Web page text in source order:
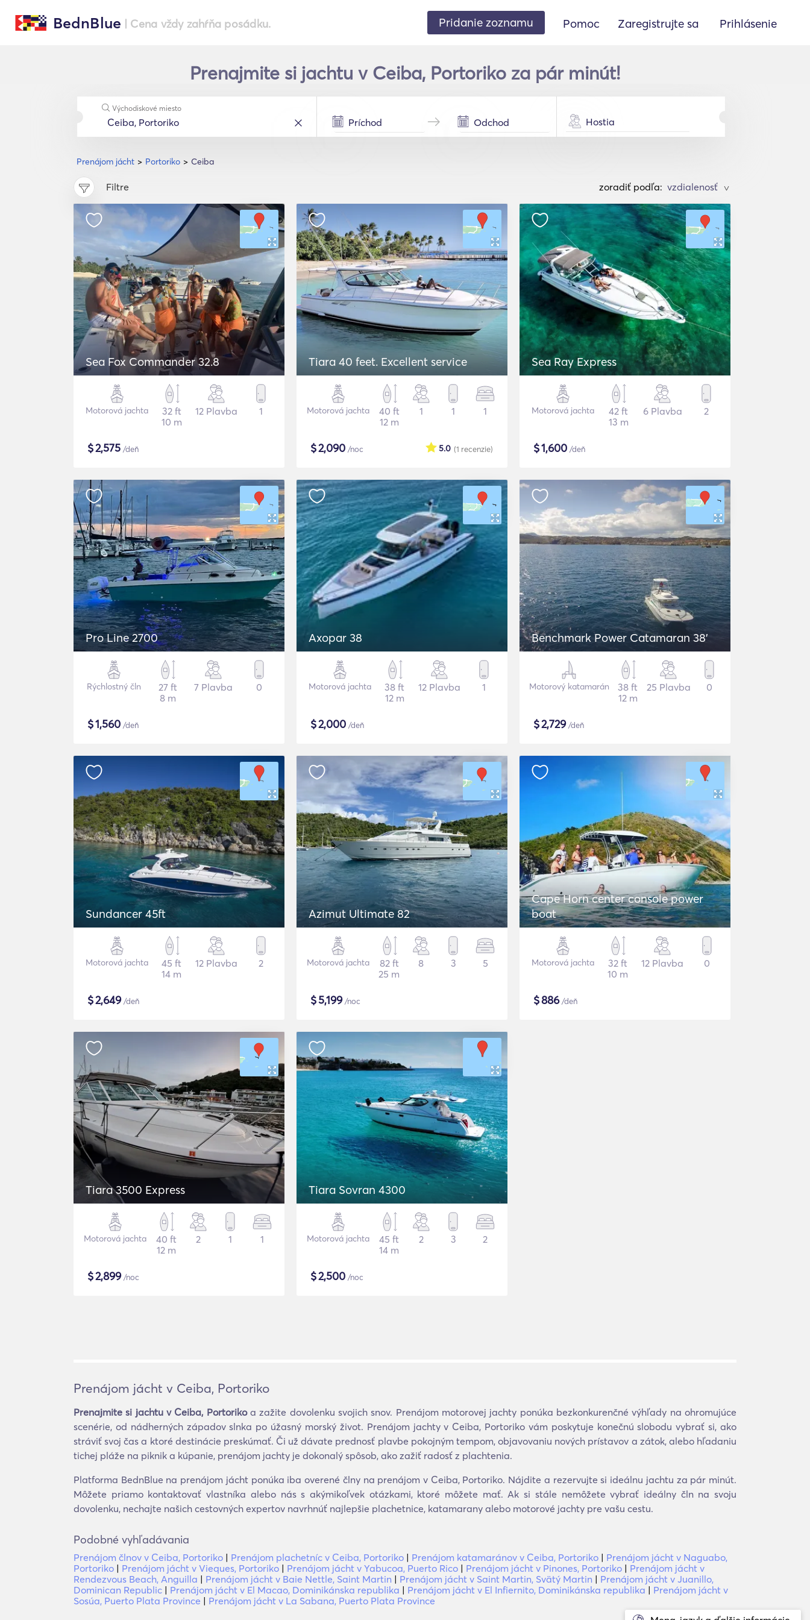
BednBlue | Cena vždy zahŕňa posádku. Pridanie zoznamu Pomoc Zaregistrujte sa Prihlásenie
Prenajmite si jachtu v Ceiba, Portoriko za pár minút!
Prenájom jácht Portoriko Ceiba
Východiskové miesto
Hostia
Filtre zoradiť podľa: >
Sea Fox Commander 32.8
Motorová jachta
32 ft
10 m
12 Plavba 1
$2,575 /deň
Tiara 40 feet. Excellent service
Motorová jachta
40 ft
12 m
1 1 1
$2,090 /noc (1 recenzie)
5.0
Sea Ray Express
Motorová jachta
42 ft
13 m
6 Plavba 2
$1,600 /deň
Pro Line 2700
Rýchlostný čln
27 ft
8 m
7 Plavba 0
$1,560 /deň
Axopar 38
Motorová jachta
38 ft
12 m
12 Plavba 1
$2,000 /deň
Benchmark Power Catamaran 38'
Motorový katamarán
38 ft
12 m
25 Plavba 0
$2,729/deň
Sundancer 45ft
Motorová jachta
45 ft
14 m
12 Plavba 2
$2,649/deň
Azimut Ultimate 82
Motorová jachta
82 ft
25 m
8 3 5
$5,199/noc
Cape Horn center console power
boat
Motorová jachta
32 ft
10 m
12 Plavba 0
$886/deň
Tiara 3500 Express
Motorová jachta
40 ft
12 m
2 1 1
$2,899/noc
Tiara Sovran 4300
Motorová jachta
45 ft
14 m
2 3 2
$2,500 /noc
Prenájom jácht v Ceiba, Portoriko
Prenajmite si jachtu v Ceiba, Portorikoa zažite dovolenku svojich snov. Prenájom motorovej jachty ponúka bezkonkurenčné výhľady na ohromujúce
scenérie, od nádherných západov slnka po úžasný morský život. Prenájom jachty v Ceiba, Portoriko vám poskytuje konečnú slobodu vybrať si, ako
stráviť svoj čas a ktoré destinácie preskúmať. Či už dávate prednosť plavbe pokojným tempom, objavovaniu nových prístavov a zátok, alebo hľadaniu
tichej pláže na piknik a kúpanie, prenájom jachty je dokonalý spôsob, ako zažiť radosť z plachtenia.
Platforma BednBlue na prenájom jácht ponúka iba overené člny na prenájom v Ceiba, Portoriko. Nájdite a rezervujte si ideálnu jachtu za pár minút.
Môžete priamo kontaktovať vlastníka alebo nás s akýmikoľvek otázkami, ktoré môžete mať. Ak si stále nemôžete vybrať ideálny čln na svoju
dovolenku, nechajte našich cestovných expertov navrhnúť najlepšie plachetnice, katamarany alebo motorové jachty pre vašu cestu.
Podobné vyhľadávania
Prenájom člnov v Ceiba, Portoriko | Prenájom plachetníc v Ceiba, Portoriko | Prenájom katamaránov v Ceiba, Portoriko | Prenájom jácht v Naguabo,
Portoriko | Prenájom jácht v Vieques, Portoriko | Prenájom jácht v Yabucoa, Puerto Rico | Prenájom jácht v Pinones, Portoriko | Prenájom jácht v
Rendezvous Beach, Anguilla | Prenájom jácht v Baie Nettle, Saint Martin | Prenájom jácht v Saint Martin, Svätý Martin | Prenájom jácht v Juanillo,
Dominican Republic | Prenájom jácht v El Macao, Dominikánska republika | Prenájom jácht v El Infiernito, Dominikánska republika | Prenájom jácht v
Sosúa, Puerto Plata Province | Prenájom jácht v La Sabana, Puerto Plata Province